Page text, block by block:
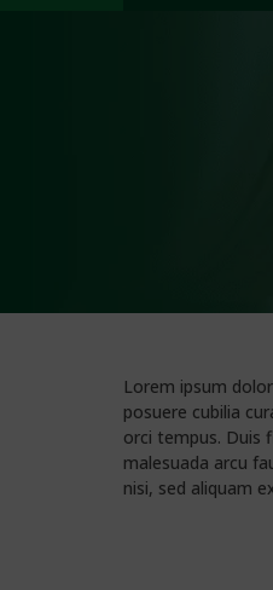
Lorem ipsum
posuere cubilia
orci tempus. Duis
malesuada arcu
nisi, sed aliquam